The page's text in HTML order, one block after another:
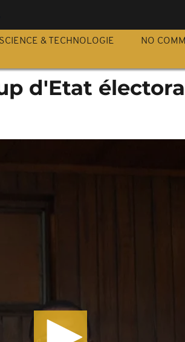
SCIENCE & TECHNOLOGIE NO
d'Etat